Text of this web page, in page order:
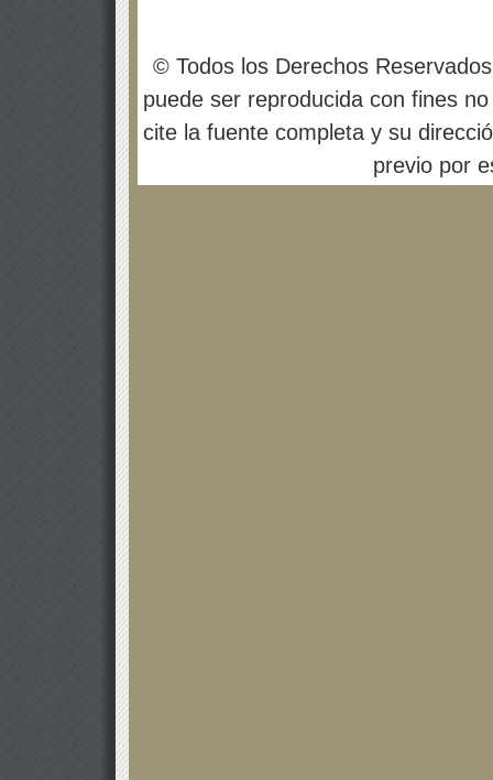
© Todos los Derechos
puede ser reproducida con fines
cite la fuente completa y su
previo por